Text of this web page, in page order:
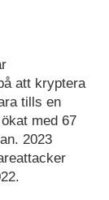
att kryptera
tills en
med 67
2023